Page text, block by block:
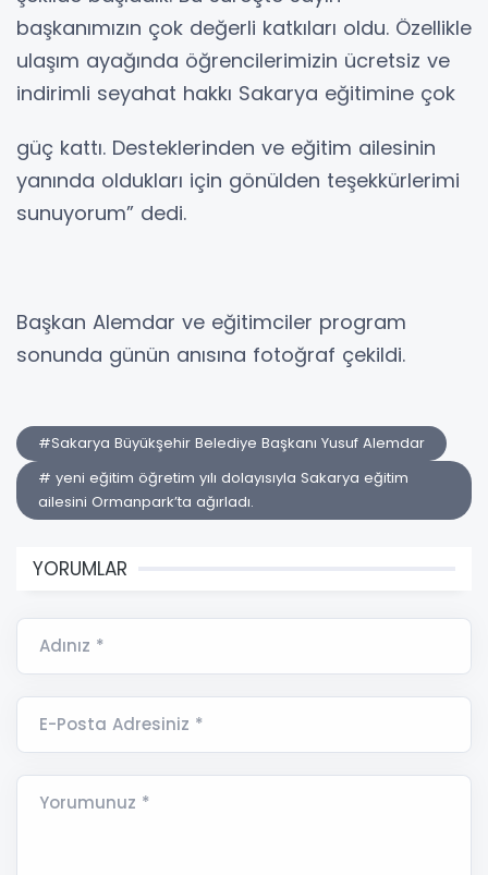
başkanımızın çok değerli katkıları oldu. Özellikle
ulaşım ayağında öğrencilerimizin ücretsiz ve
indirimli seyahat hakkı Sakarya eğitimine çok
güç kattı. Desteklerinden ve eğitim ailesinin
yanında oldukları için gönülden teşekkürlerimi
sunuyorum” dedi.
Başkan Alemdar ve eğitimciler program
sonunda günün anısına fotoğraf çekildi.
#Sakarya Büyükşehir Belediye Başkanı Yusuf Alemdar
# yeni eğitim öğretim yılı dolayısıyla Sakarya eğitim
ailesini Ormanpark’ta ağırladı.
YORUMLAR
Adınız *
E-Posta Adresiniz *
Yorumunuz *